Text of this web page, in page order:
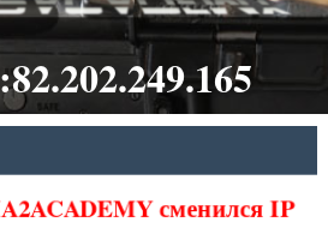
сменился IP